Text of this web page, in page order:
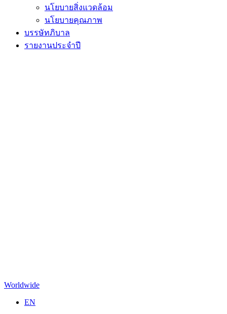
นโยบายสิ่งแวดล้อม
นโยบายคุณภาพ
บรรษัทภิบาล
รายงานประจำปี
Worldwide
EN